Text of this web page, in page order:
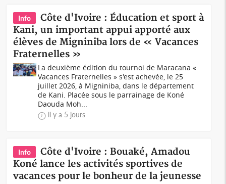
Info
Côte d'Ivoire : Éducation et sport à
Kani, un important appui apporté aux
élèves de Migniniba lors de « Vacances
Fraternelles »
La deuxième édition du tournoi de Maracana «
Vacances Fraternelles » s'est achevée, le 25
juillet 2026, à Migniniba, dans le département
de Kani. Placée sous le parrainage de Koné
Daouda Moh...
il y a 5 jours
Info
Côte d'Ivoire : Bouaké, Amadou
Koné lance les activités sportives de
vacances pour le bonheur de la jeunesse